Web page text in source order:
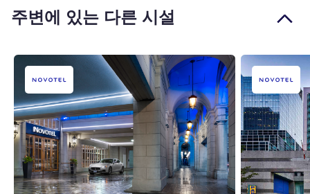
주변에 있는 다른 시설